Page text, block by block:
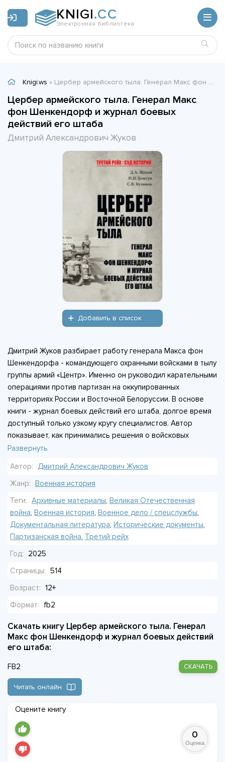
KNIGI.CC
Электронная библиотека
Knigi.ws » Цербер армейского тыла. Генерал Макс фон Шенкендорф и журнал боевых действий его штаба - Дмитрий Александрович Жуков
Цербер армейского тыла. Генерал Макс
фон Шенкендорф и журнал боевых
действий его штаба
Дмитрий Александрович Жуков
Добавить в список
Дмитрий Жуков разбирает работу генерала Макса фон
Шенкендорфа - командующего охранными войсками в тылу
группы армий «Центр». Именно он руководил карательными
операциями против партизан на оккупированных
территориях России и Восточной Белоруссии. В основе
книги - журнал боевых действий его штаба, долгое время
доступный только узкому кругу специалистов. Автор
показывает, как принимались решения о войсковых
операциях, которые оборачивались уничтожением
населения. Документы публикуются впервые и дают взгляд
на механику оккупационного режима изнутри, со стороны
немецкого командования. Книга адресована тем, кто
интересуется историей Второй мировой войны и
партизанского движения. Главное в ней - введённые в
научный оборот источники, которые раньше были скрыты
от читателя.
Развернуть
Автор: Дмитрий Александрович Жуков
Жанр: Военная история
Теги: Архивные материалы, Великая Отечественная
война, Военная история, Военное дело / спецслужбы,
Документальная литература, Исторические документы,
Партизанская война, Третий рейх
Год:
2025
Страницы: 514
Возраст: 12+
Формат:
fb2
Скачать книгу Цербер армейского тыла. Генерал
Макс фон Шенкендорф и журнал боевых действий
его штаба:
FB2 СКАЧАТЬ
Читать онлайн
Оцените книгу
0
Оценка